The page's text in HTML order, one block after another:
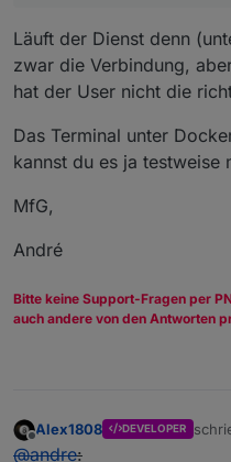
Läuft der Dienst denn
zwar die Verbindung,
hat der User nicht die
Das Terminal unter
kannst du es ja
MfG,
André
Bitte keine Support-Fragen per
auch andere von den Antworten
Offline
Alex1808 DEVELOPER
@andre: